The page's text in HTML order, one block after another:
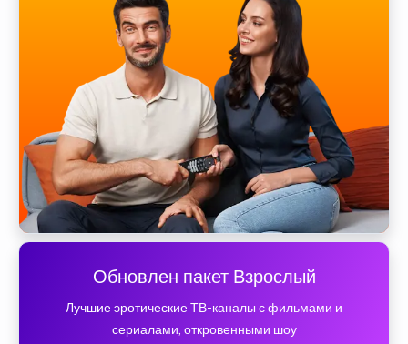
Обновлен пакет Взрослый
Лучшие эротические ТВ-каналы с фильмами и
сериалами, откровенными шоу